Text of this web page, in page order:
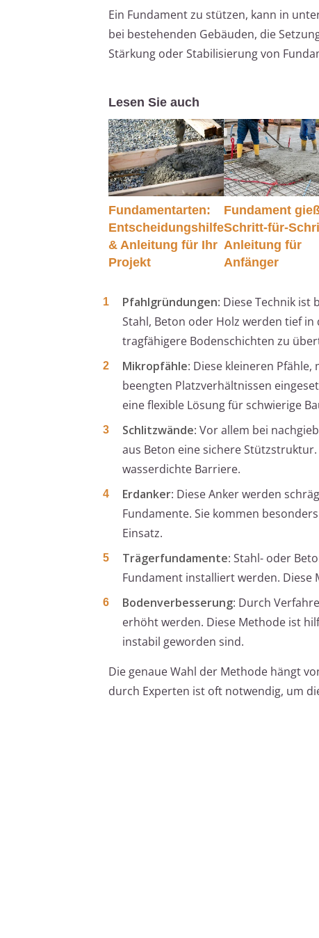
Ein Fundament zu stützen, kann in
bei bestehenden Gebäuden, die
Stärkung oder Stabilisierung von
Lesen Sie auch
Fundamentarten:
Entscheidungshilfe
& Anleitung für Ihr
Projekt
Fundament
Schritt-für-
Anleitung für
Anfänger
Pfahlgründungen: Diese Technik ist
Stahl, Beton oder Holz werden tief
tragfähigere Bodenschichten zu
Mikropfähle: Diese kleineren
beengten Platzverhältnissen
eine flexible Lösung für schwierige
Schlitzwände: Vor allem bei
aus Beton eine sichere
wasserdichte Barriere.
Erdanker: Diese Anker werden
Fundamente. Sie kommen
Einsatz.
Trägerfundamente: Stahl- oder
Fundament installiert werden.
Bodenverbesserung: Durch
erhöht werden. Diese Methode ist
instabil geworden sind.
Die genaue Wahl der Methode hängt
durch Experten ist oft notwendig, um